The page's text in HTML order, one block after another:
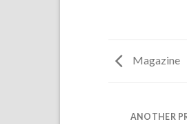
Magazine
ANOTHER